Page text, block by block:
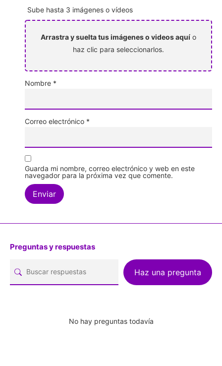
Sube hasta 3 imágenes o vídeos
Arrastra y suelta tus imágenes o videos aquí o
haz clic para seleccionarlos.
Nombre *
Correo electrónico *
Guarda mi nombre, correo electrónico y web en este
navegador para la próxima vez que comente.
Preguntas y respuestas
Haz una pregunta
No hay preguntas todavía